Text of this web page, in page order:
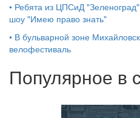
• Ребята из ЦПСиД
шоу "Имею право знать"
• В бульварной зоне
велофестиваль
Популярное в